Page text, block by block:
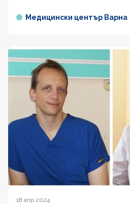
Медицински център Варна
18 апр 2024